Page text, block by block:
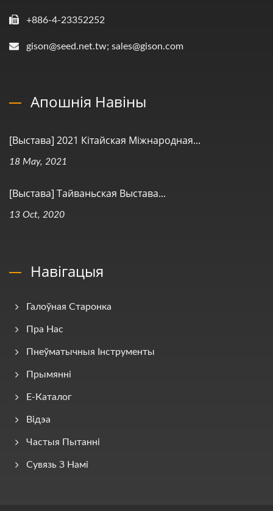
+886-4-23352252
gison@seed.net.tw; sales@gison.com
Апошнія Навіны
[Выстава] 2021 Кітайская Міжнародная...
18 May, 2021
[Выстава] Тайваньская Выстава...
13 Oct, 2020
Навігацыя
Галоўная Старонка
Пра Нас
Пнеўматычныя Інструменты
Прымянні
E-Каталог
Відэа
Частыя Пытанні
Сувязь З Намі